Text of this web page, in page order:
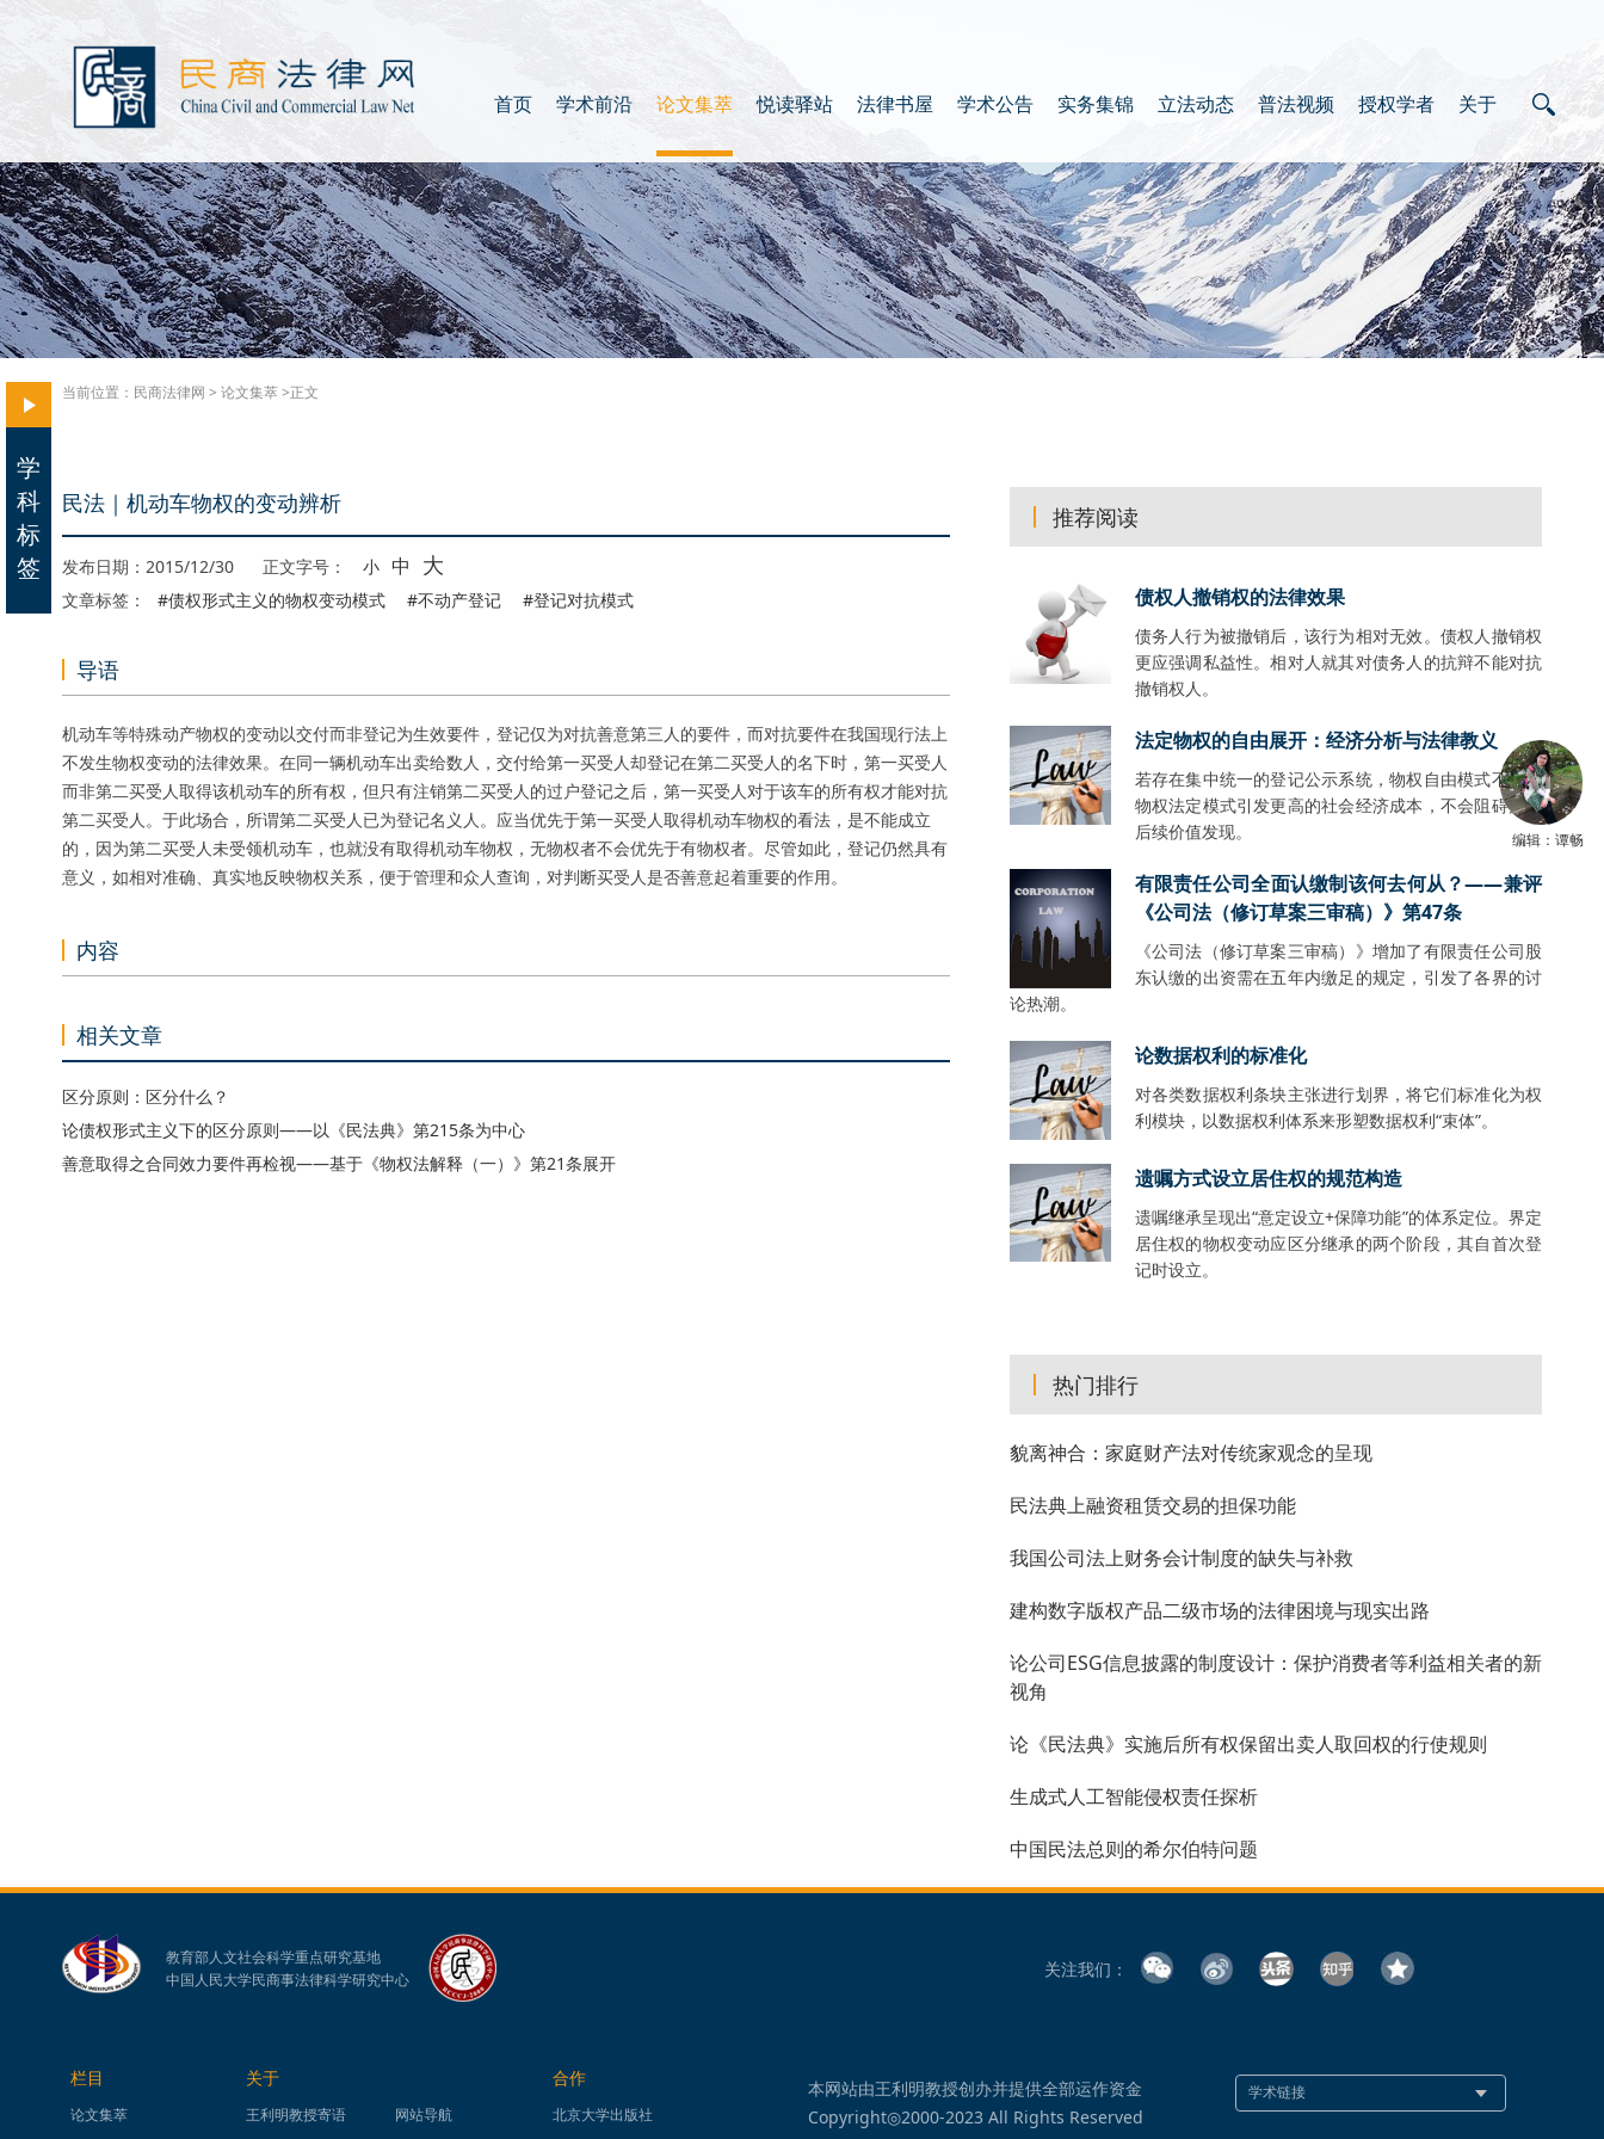
首页 学术前沿 论文集萃 悦读驿站 法律书屋 学术公告 实务集锦 立法动态 普法视频 授权学者 关于
当前位置： 民商法律网 > 论文集萃>正文
民法｜机动车物权的变动辨析
发布日期：2015/12/30 正文字号： 小 中 大
文章标签： #债权形式主义的物权变动模式 #不动产登记 #登记对抗模式
导语
机动车等特殊动产物权的变动以交付而非登记为生效要件，登记仅为对抗善意第三人的要件，而对抗要件在我国现行法上
不发生物权变动的法律效果。在同一辆机动车出卖给数人，交付给第一买受人却登记在第二买受人的名下时，第一买受人
而非第二买受人取得该机动车的所有权，但只有注销第二买受人的过户登记之后，第一买受人对于该车的所有权才能对抗
第二买受人。于此场合，所谓第二买受人已为登记名义人。应当优先于第一买受人取得机动车物权的看法，是不能成立
的，因为第二买受人未受领机动车，也就没有取得机动车物权，无物权者不会优先于有物权者。尽管如此，登记仍然具有
意义，如相对准确、真实地反映物权关系，便于管理和众人查询，对判断买受人是否善意起着重要的作用。
内容
相关文章
区分原则：区分什么？
论债权形式主义下的区分原则——以《民法典》第215条为中心
善意取得之合同效力要件再检视——基于《物权法解释（一）》第21条展开
推荐阅读
债权人撤销权的法律效果
债务人行为被撤销后，该行为相对无效。债权人撤销权
更应强调私益性。相对人就其对债务人的抗辩不能对抗
撤销权人。
法定物权的自由展开：经济分析与法律教义
若存在集中统一的登记公示系统，物权自由模式不会比
物权法定模式引发更高的社会经济成本，不会阻碍财产
后续价值发现。
有限责任公司全面认缴制该何去何从？——兼评
《公司法（修订草案三审稿）》第47条
《公司法（修订草案三审稿）》增加了有限责任公司股
东认缴的出资需在五年内缴足的规定，引发了各界的讨
论热潮。
论数据权利的标准化
对各类数据权利条块主张进行划界，将它们标准化为权
利模块，以数据权利体系来形塑数据权利“束体”。
遗嘱方式设立居住权的规范构造
遗嘱继承呈现出“意定设立+保障功能”的体系定位。界定
居住权的物权变动应区分继承的两个阶段，其自首次登
记时设立。
热门排行
貌离神合：家庭财产法对传统家观念的呈现
民法典上融资租赁交易的担保功能
我国公司法上财务会计制度的缺失与补救
建构数字版权产品二级市场的法律困境与现实出路
论公司ESG信息披露的制度设计：保护消费者等利益相关者的新
视角
论《民法典》实施后所有权保留出卖人取回权的行使规则
生成式人工智能侵权责任探析
中国民法总则的希尔伯特问题
编辑：谭畅
教育部人文社会科学重点研究基地
中国人民大学民商事法律科学研究中心
栏目
论文集萃
关于
王利明教授寄语 网站导航
合作
北京大学出版社
关注我们：
本网站由王利明教授创办并提供全部运作资金
Copyright◎2000-2023 All Rights Reserved
学
科
标
签